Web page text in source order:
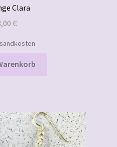
Clara
€